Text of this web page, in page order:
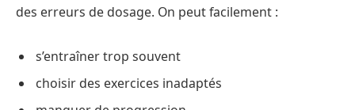
des erreurs de dosage. On peut facilement :
s’entraîner trop souvent
choisir des exercices inadaptés